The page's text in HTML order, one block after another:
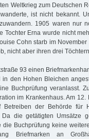
Weltkrieg zum Deutschen
ist nicht bekannt.
1905 waren nur
Tochter Erna wurde nicht
Cohn starb im
nicht aber ihren drei
93 einen
den Hohen Bleichen
Buchprüfung veranlasst.
im Krankenhaus. Am 12.
der Behörde für
Da die getätigten Umsätze
die Buchprüfung keine
Briefmarken an